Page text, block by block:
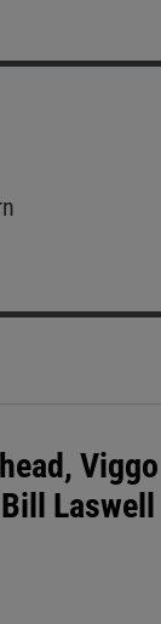
Viggo
Laswell